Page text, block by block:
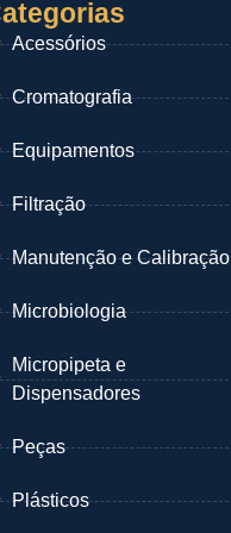
Acessórios
Cromatografia
Equipamentos
Filtração
Manutenção e Calibração
Microbiologia
Micropipeta e
Dispensadores
Peças
Plásticos